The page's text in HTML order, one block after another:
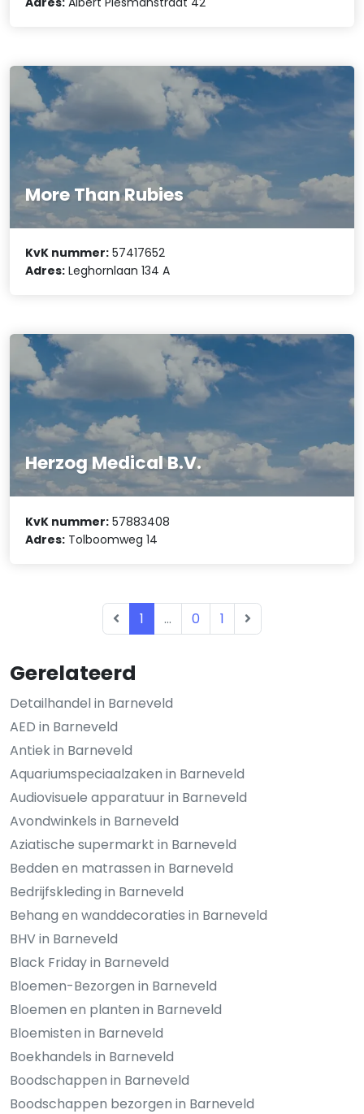
Gerelateerd
Detailhandel in Barneveld
AED in Barneveld
Antiek in Barneveld
Aquariumspeciaalzaken in Barneveld
Audiovisuele apparatuur in Barneveld
Avondwinkels in Barneveld
Aziatische supermarkt in Barneveld
Bedden en matrassen in Barneveld
Bedrijfskleding in Barneveld
Behang en wanddecoraties in Barneveld
BHV in Barneveld
Black Friday in Barneveld
Bloemen-Bezorgen in Barneveld
Bloemen en planten in Barneveld
Bloemisten in Barneveld
Boekhandels in Barneveld
Boodschappen in Barneveld
Boodschappen bezorgen in Barneveld
More Than Rubies
KvK nummer: 57417652
Adres: Leghornlaan 134 A
Herzog Medical B.V.
KvK nummer: 57883408
Adres: Tolboomweg 14
1 ... 0 1